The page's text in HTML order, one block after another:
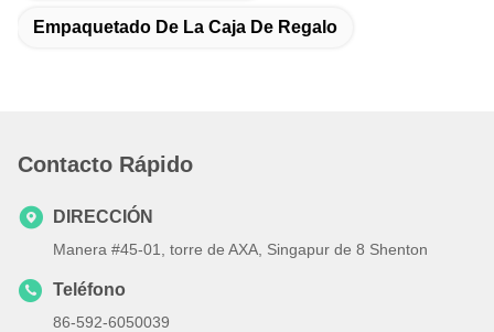
Empaquetado De La Caja De Regalo
Contacto Rápido
DIRECCIÓN
Manera #45-01, torre de AXA, Singapur de 8 Shenton
Teléfono
86-592-6050039